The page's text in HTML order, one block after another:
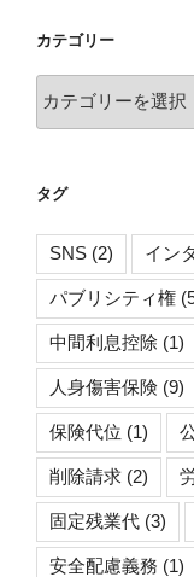
ブ
カテゴリー
テ
ー
タグ
SNS (2) イン
パブリシティ権
中間利息控除 (1)
人身傷害保険 (9)
保険代位 (1)
削除請求 (2)
固定残業代 (3)
安全配慮義務 (1)